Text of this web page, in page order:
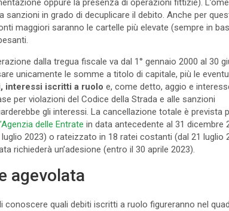
oppure la presenza di operazioni fittizie).
in grado di decuplicare il debito. Anche per
maggiori saranno le cartelle più elevate (sempre in
dalla tregua fiscale va dal 1° gennaio 2000 al 30
unicamente le somme a titolo di capitale, più le
interessi iscritti a ruolo e, come detto, aggio e
per violazioni del Codice della Strada e alle sanzioni
gli interessi. La cancellazione totale è prevista
delle Entrate in data antecedente al 31 dicembre
2023) o rateizzato in 18 ratei costanti (dal 21 luglio
richiederà un’adesione (entro il 30 aprile 2023).
agevolata
conoscere quali debiti iscritti a ruolo figureranno nel